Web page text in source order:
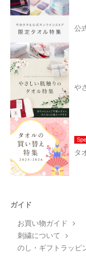
公
や
タ
ガイド
お買い物ガイド
刺繍について
のし・ギフトラッピ